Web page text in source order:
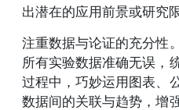
出潜在的应用前景或研究限
注重数据与论证的充分性
所有实验数据准确无误，
过程中，巧妙运用图表、
数据间的关联与趋势，增